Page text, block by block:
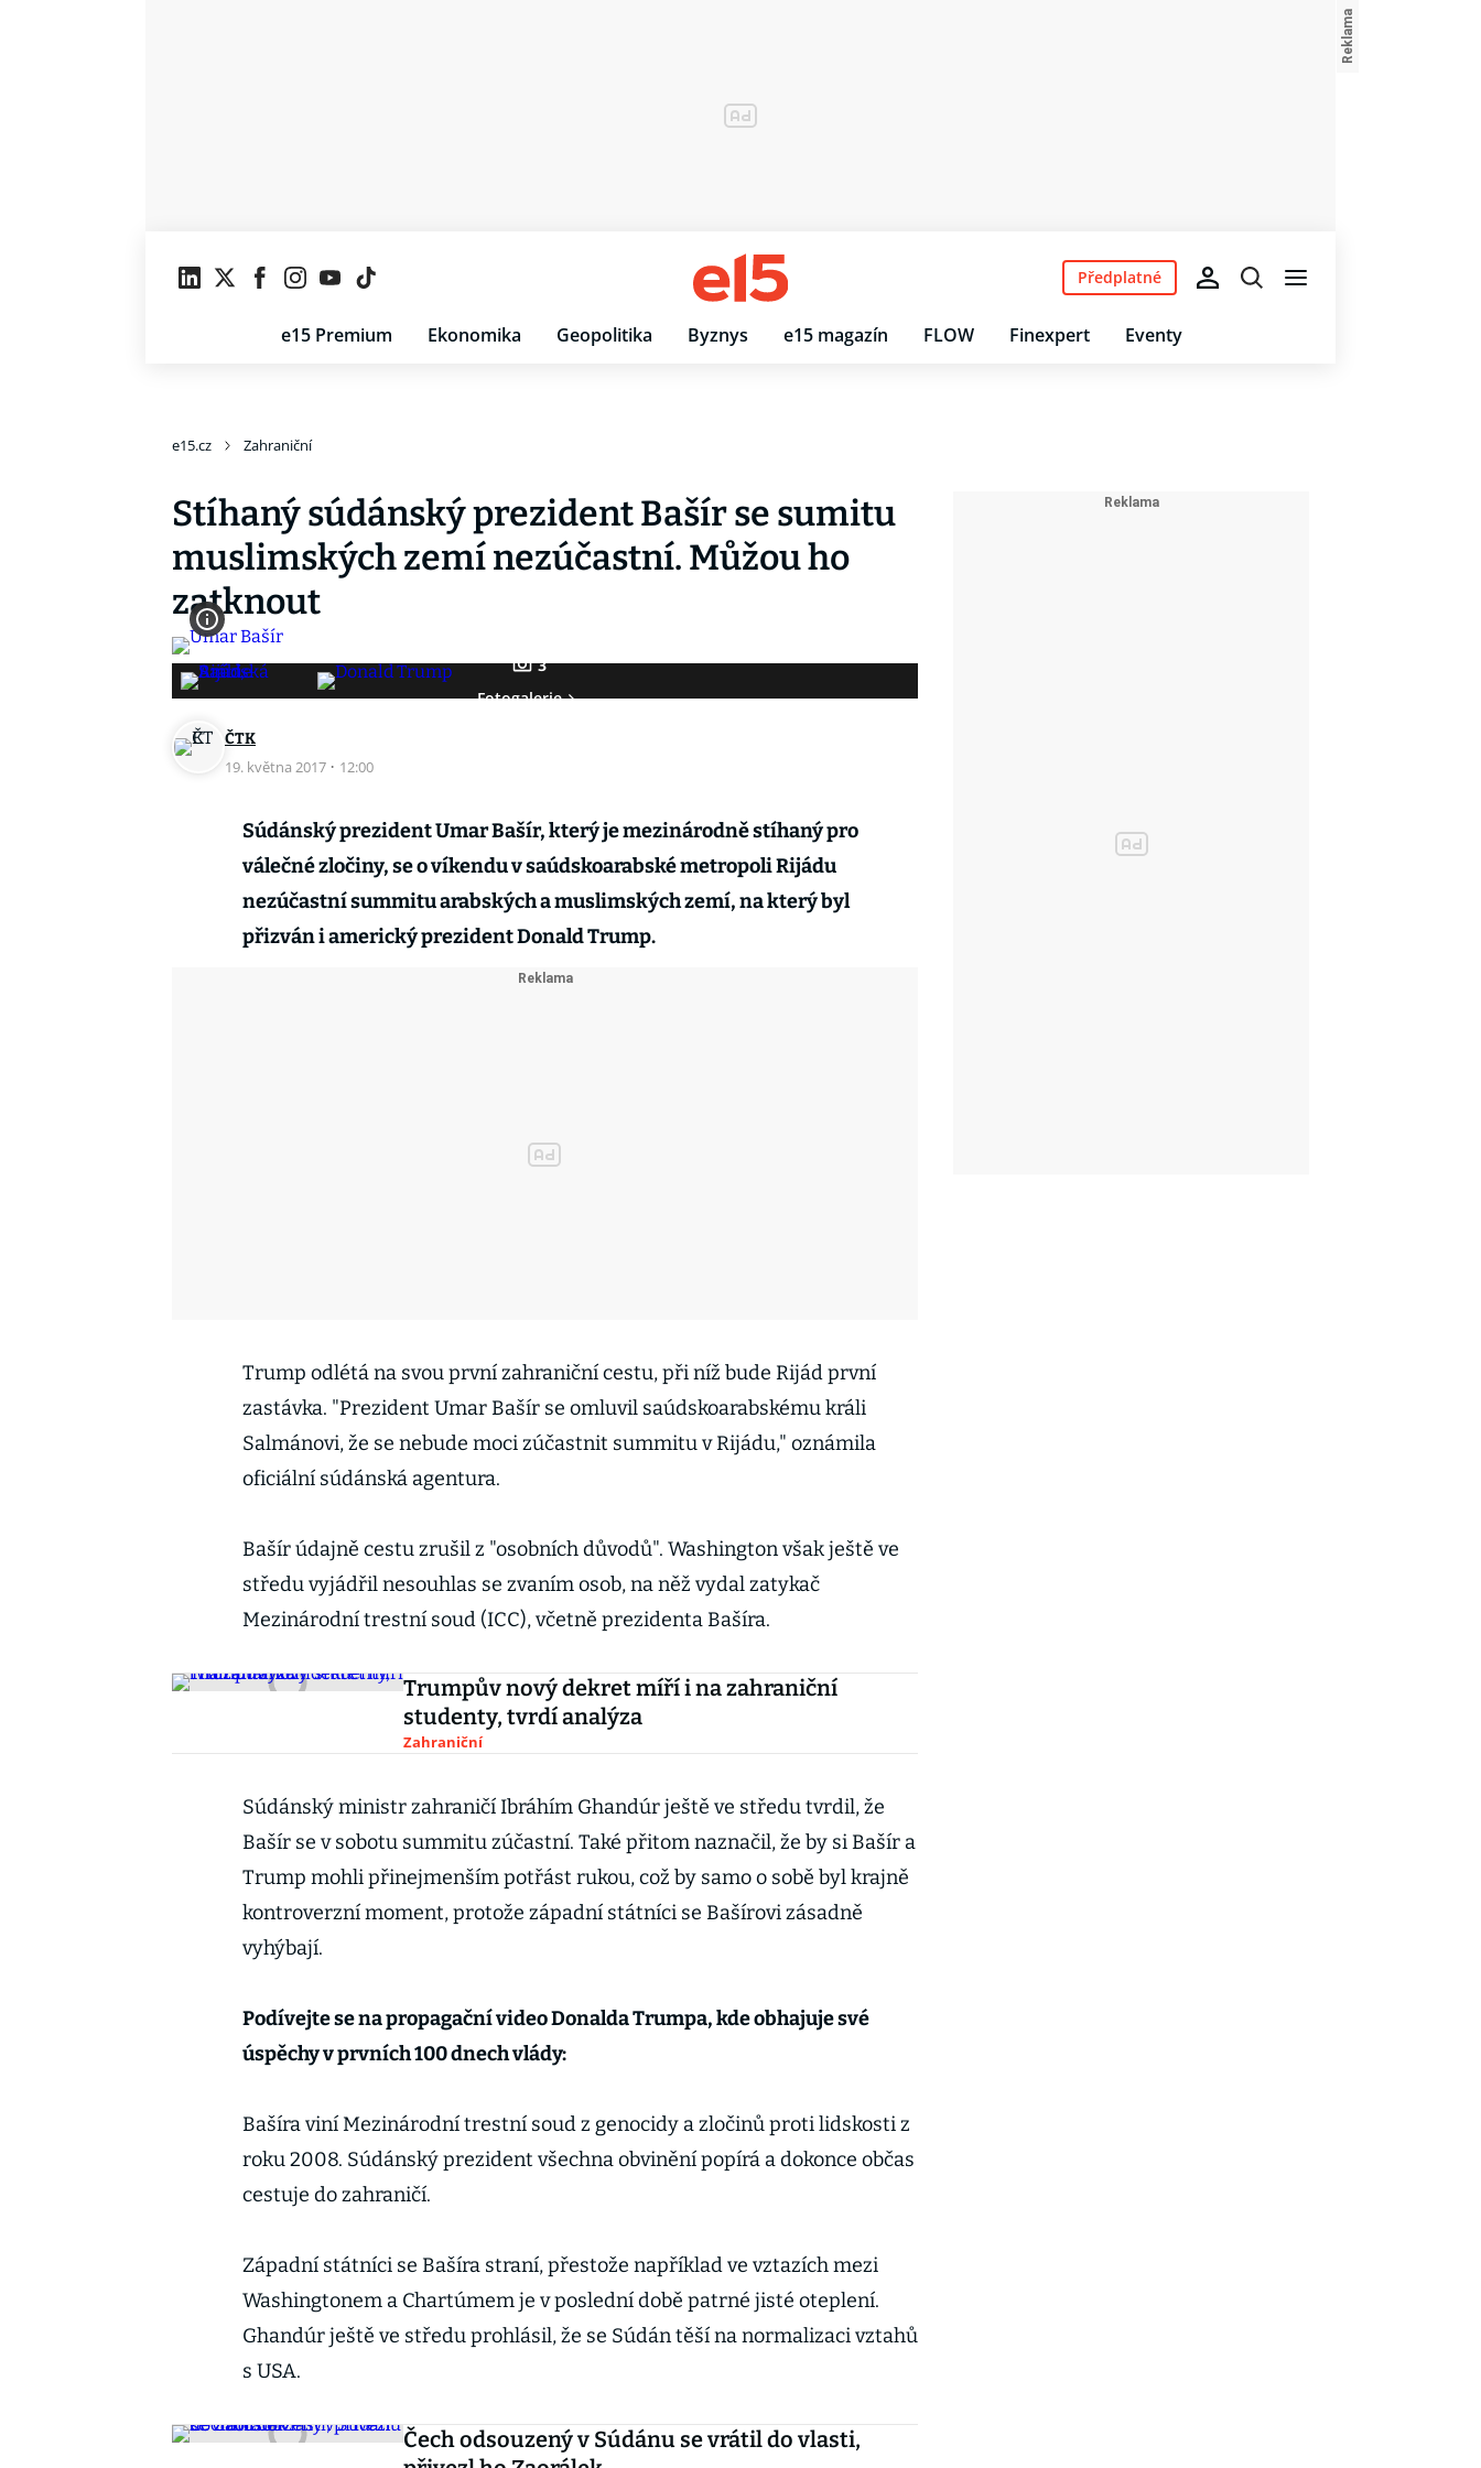
e15 Premium Ekonomika Geopolitika Byznys e15 magazín FLOW Finexpert Eventy
Předplatné
e15.cz Zahraniční
Stíhaný súdánský prezident Bašír se sumitu
muslimských zemí nezúčastní. Můžou ho
zatknout
3
Fotogalerie
ČTK
19. května 2017 · 12:00
Súdánský prezident Umar Bašír, který je mezinárodně stíhaný pro
válečné zločiny, se o víkendu v saúdskoarabské metropoli Rijádu
nezúčastní summitu arabských a muslimských zemí, na který byl
přizván i americký prezident Donald Trump.
Trump odlétá na svou první zahraniční cestu, při níž bude Rijád první
zastávka. "Prezident Umar Bašír se omluvil saúdskoarabskému králi
Salmánovi, že se nebude moci zúčastnit summitu v Rijádu," oznámila
oficiální súdánská agentura.
Bašír údajně cestu zrušil z "osobních důvodů". Washington však ještě ve
středu vyjádřil nesouhlas se zvaním osob, na něž vydal zatykač
Mezinárodní trestní soud (ICC), včetně prezidenta Bašíra.
Trumpův nový dekret míří i na zahraniční
studenty, tvrdí analýza
Zahraniční
Súdánský ministr zahraničí Ibráhím Ghandúr ještě ve středu tvrdil, že
Bašír se v sobotu summitu zúčastní. Také přitom naznačil, že by si Bašír a
Trump mohli přinejmenším potřást rukou, což by samo o sobě byl krajně
kontroverzní moment, protože západní státníci se Bašírovi zásadně
vyhýbají.
Podívejte se na propagační video Donalda Trumpa, kde obhajuje své
úspěchy v prvních 100 dnech vlády:
Bašíra viní Mezinárodní trestní soud z genocidy a zločinů proti lidskosti z
roku 2008. Súdánský prezident všechna obvinění popírá a dokonce občas
cestuje do zahraničí.
Západní státníci se Bašíra straní, přestože například ve vztazích mezi
Washingtonem a Chartúmem je v poslední době patrné jisté oteplení.
Ghandúr ještě ve středu prohlásil, že se Súdán těší na normalizaci vztahů
s USA.
Čech odsouzený v Súdánu se vrátil do vlasti,